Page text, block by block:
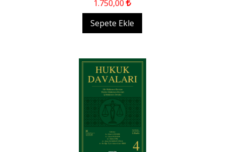
1.750,00
Sepete Ekle